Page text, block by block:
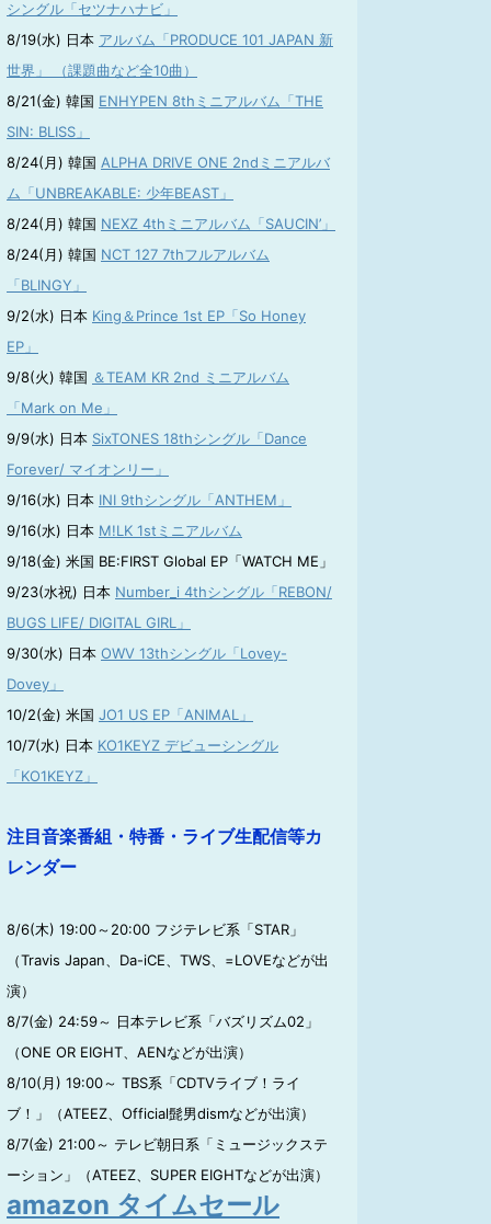
シングル「セツナハナビ」
8/19(水) 日本 アルバム「PRODUCE 101 JAPAN 新
世界」 （課題曲など全10曲）
8/21(金) 韓国 ENHYPEN 8thミニアルバム「THE
SIN: BLISS」
8/24(月) 韓国 ALPHA DRIVE ONE 2ndミニアルバ
ム「UNBREAKABLE: 少年BEAST」
8/24(月) 韓国 NEXZ 4thミニアルバム「SAUCIN’」
8/24(月) 韓国 NCT 127 7thフルアルバム
「BLINGY」
9/2(水) 日本 King＆Prince 1st EP「So Honey
EP」
9/8(火) 韓国 ＆TEAM KR 2nd ミニアルバム
「Mark on Me」
9/9(水) 日本 SixTONES 18thシングル「Dance
Forever/ マイオンリー」
9/16(水) 日本 INI 9thシングル「ANTHEM」
9/16(水) 日本 M!LK 1stミニアルバム
9/18(金) 米国 BE:FIRST Global EP「WATCH ME」
9/23(水祝) 日本 Number_i 4thシングル「REBON/
BUGS LIFE/ DIGITAL GIRL」
9/30(水) 日本 OWV 13thシングル「Lovey-
Dovey」
10/2(金) 米国 JO1 US EP「ANIMAL」
10/7(水) 日本 KO1KEYZ デビューシングル
「KO1KEYZ」
注目音楽番組・特番・ライブ生配信等カ
レンダー
8/6(木) 19:00～20:00 フジテレビ系「STAR」
（Travis Japan、Da-iCE、TWS、=LOVEなどが出
演）
8/7(金) 24:59～ 日本テレビ系「バズリズム02」
（ONE OR EIGHT、AENなどが出演）
8/10(月) 19:00～ TBS系「CDTVライブ！ライ
ブ！」（ATEEZ、Official髭男dismなどが出演）
8/7(金) 21:00～ テレビ朝日系「ミュージックステ
ーション」（ATEEZ、SUPER EIGHTなどが出演）
amazon タイムセール